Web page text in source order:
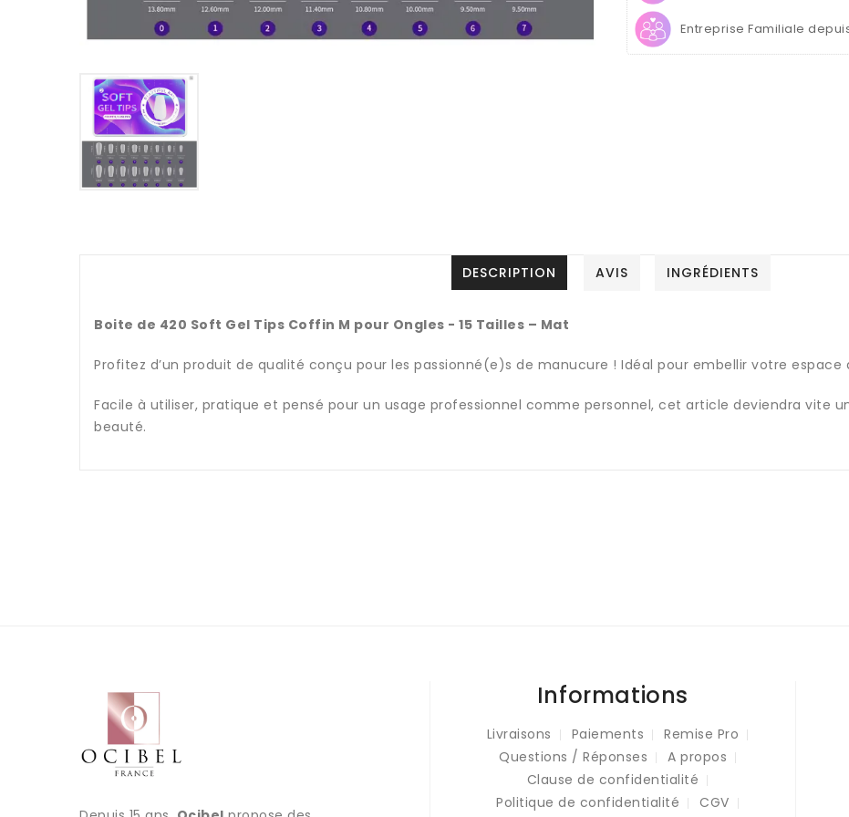
15
Tailles
–
Tailles
Entreprise Familiale
DESCRIPTION AVIS INGRÉDIENTS
Boite de 420 Soft Gel Tips Coffin M pour Ongles - 15 Tailles – Mat
Profitez d’un produit de qualité conçu pour les passionné(e)s de manucure ! Idéal pour embellir votre espace
Facile à utiliser, pratique et pensé pour un usage professionnel comme personnel, cet article deviendra vite
beauté.
Informations
Livraisons Paiements
Remise Pro
Questions / Réponses
A propos
Clause de confidentialité
Politique de confidentialité
CGV